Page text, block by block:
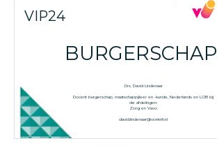
VIP24
BURGERSCHAP
Drs. David Lindenaar
Docent burgerschap, maatschappijleer en -kunde, Nederlands en LOB bij
de afdelingen:
Zorg en Vavo.
david.lindenaar@vonknh.nl